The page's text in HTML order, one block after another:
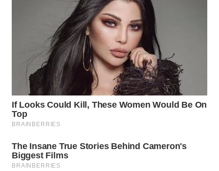
WAHANA
TRAVEL
WAHANA
TV
WAHANANEWS